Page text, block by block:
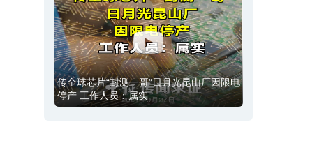
传全球芯片“封测一哥”日月光昆山厂因限电
停产 工作人员：属实